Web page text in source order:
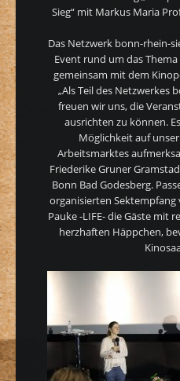
Sieg“ mit Markus Maria
Das Netzwerk bonn-rhein-
Event rund um das
gemeinsam mit dem
„Als Teil des Netzwerkes
freuen wir uns, die
ausrichten zu können.
Möglichkeit auf
Arbeitsmarktes
Friederike Gruner
Bonn Bad Godesberg.
organisierten
Pauke -LIFE- die Gäste mit
herzhaften Häppchen,